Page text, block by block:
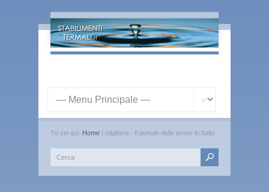
Tu sei qui: Home | stigliano - Il portale delle terme in Italia